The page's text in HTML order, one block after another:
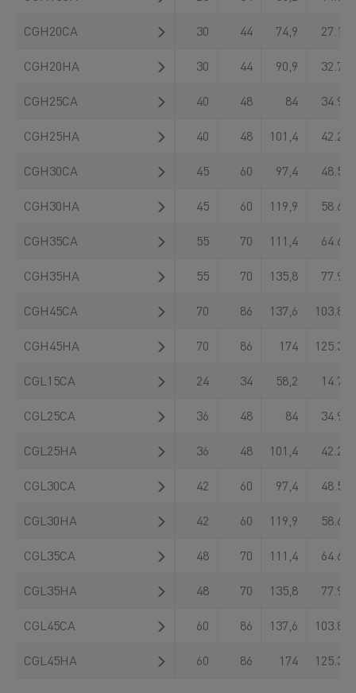
CGH20CA 30 44 74,9 27.100
CGH20HA 30 44 90,9 32.700
CGH25CA 40 48 84 34.900
CGH25HA 40 48 101,4 42.200
CGH30CA 45 60 97,4 48.500
CGH30HA 45 60 119,9 58.600
CGH35CA 55 70 111,4 64.600
CGH35HA 55 70 135,8 77.900
CGH45CA 70 86 137,6 103.800
CGH45HA 70 86 174 125.300
CGL15CA 24 34 58,2 14.700
CGL25CA 36 48 84 34.900
CGL25HA 36 48 101,4 42.200
CGL30CA 42 60 97,4 48.500
CGL30HA 42 60 119,9 58.600
CGL35CA 48 70 111,4 64.600
CGL35HA 48 70 135,8 77.900
CGL45CA 60 86 137,6 103.800
CGL45HA 60 86 174 125.300